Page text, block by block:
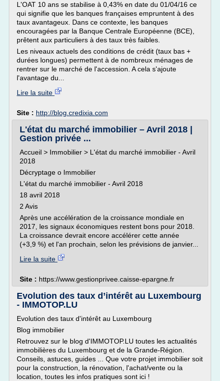
L'OAT 10 ans se stabilise à 0,43% en date du 01/04/16 ce
qui signifie que les banques françaises empruntent à des
taux avantageux. Dans ce contexte, les banques
encouragées par la Banque Centrale Européenne (BCE),
prêtent aux particuliers à des taux très faibles.
Les niveaux actuels des conditions de crédit (taux bas +
durées longues) permettent à de nombreux ménages de
rentrer sur le marché de l'accession. A cela s'ajoute
l'avantage du...
Lire la suite
Site : http://blog.credixia.com
L'état du marché immobilier – Avril 2018 |
Gestion privée ...
Accueil > Immobilier > L'état du marché immobilier - Avril
2018
Décryptage o Immobilier
L'état du marché immobilier - Avril 2018
18 avril 2018
2 Avis
Après une accélération de la croissance mondiale en
2017, les signaux économiques restent bons pour 2018.
La croissance devrait encore accélérer cette année
(+3,9 %) et l'an prochain, selon les prévisions de janvier...
Lire la suite
Site : https://www.gestionprivee.caisse-epargne.fr
Evolution des taux d’intérêt au Luxembourg
- IMMOTOP.LU
Evolution des taux d'intérêt au Luxembourg
Blog immobilier
Retrouvez sur le blog d'IMMOTOP.LU toutes les actualités
immobilières du Luxembourg et de la Grande-Région.
Conseils, astuces, guides ... Que votre projet immobilier soit
pour la construction, la rénovation, l'achat/vente ou la
location, toutes les infos pratiques sont ici !